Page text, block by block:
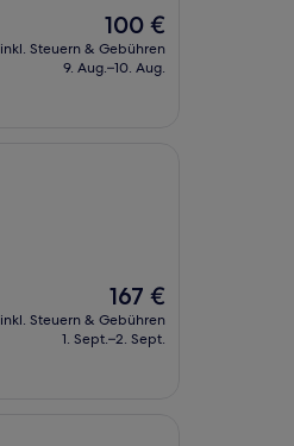
Der
Preis
beträgt
100 €
inkl. Steuern & Gebühren
9. Aug.–10. Aug.
Der
Preis
beträgt
167 €
inkl. Steuern & Gebühren
1. Sept.–2. Sept.